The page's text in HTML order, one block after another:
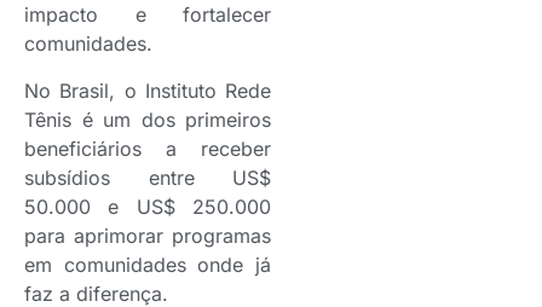
impacto e fortalecer
comunidades.
No Brasil, o Instituto Rede
Tênis é um dos primeiros
beneficiários a receber
subsídios entre US$
50.000 e US$ 250.000
para aprimorar programas
em comunidades onde já
faz a diferença.